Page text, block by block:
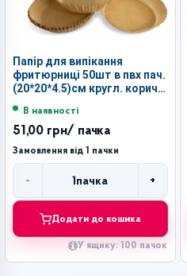
Папір для випікання
фритюрниці 50шт в пвх пач.
(20*20*4.5)см кругл. корич.
В наявності
51,00 грн/ пачка
Замовлення від 1 пачки
- 1 пачка +
Додати до кошика
У ящику: 100 пачок